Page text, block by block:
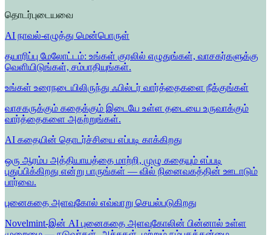
தொடர்புடையவை
AI நாவல்-எழுத்து மென்பொருள்
தயாரிப்பு மேலோட்டம்: உங்கள் குரலில் எழுதுங்கள், வாசகர்களுக்கு
வெளியிடுங்கள், சம்பாதியுங்கள்.
உங்கள் உரைநடையிலிருந்து ஃபில்டர் வார்த்தைகளை நீக்குங்கள்
வாசகருக்கும் கதைக்கும் இடையே உள்ள தடையை உருவாக்கும்
வார்த்தைகளை அகற்றுங்கள்.
AI கதையின் தொடர்ச்சியை எப்படி காக்கிறது
ஒரு ஆரம்ப அத்தியாயத்தை மாற்றி, முழு கதையும் எப்படி
புதுப்பிக்கிறது என்று பாருங்கள் — வில் நினைவகத்தின் ஊடாடும்
பார்வை.
புனைகதை அளவுகோல் எவ்வாறு செயல்படுகிறது
Novelmint-இன் AI புனைகதை அளவுகோலின் பின்னால் உள்ள